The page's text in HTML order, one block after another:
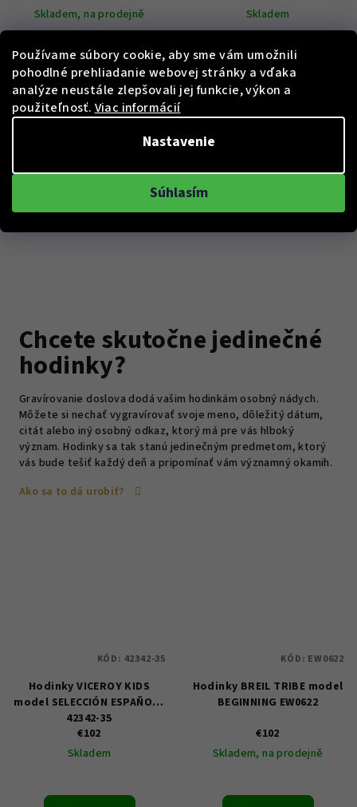
Používame súbory cookie, aby sme vám umožnili
pohodlné prehliadanie webovej stránky a vďaka
analýze neustále zlepšovali jej funkcie, výkon a
použiteľnosť. Viac informácií
Nastavenie
Súhlasím
Skladem, na prodejně
Do košíka
Skladem
Do košíka
Chcete skutočne jedinečné
hodinky?
Gravírovanie doslova dodá vašim hodinkám osobný nádych.
Môžete si nechať vygravírovať svoje meno, dôležitý dátum,
citát alebo iný osobný odkaz, ktorý má pre vás hlboký
význam. Hodinky sa tak stanú jedinečným predmetom, ktorý
vás bude tešiť každý deň a pripomínať vám významný okamih.
Ako sa to dá urobiť?
Hodinky VICEROY KIDS
model SELECCIÓN ESPAŇOLA
42342-35
€102
Skladem
KÓD: 42342-35
Hodinky BREIL TRIBE model
BEGINNING EW0622
€102
Skladem, na prodejně
KÓD: EW0622